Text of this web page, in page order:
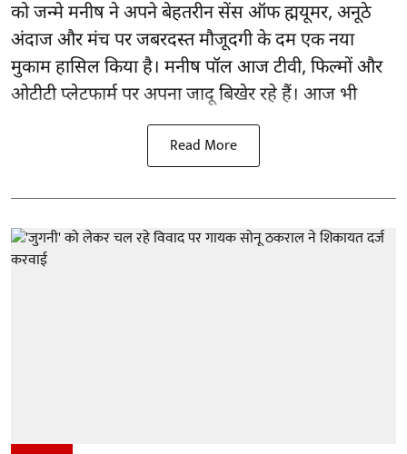
को जन्मे मनीष ने अपने बेहतरीन सेंस ऑफ ह्मयूमर, अनूठे
अंदाज और मंच पर जबरदस्त मौजूदगी के दम एक नया
मुकाम हासिल किया है। मनीष पॉल आज टीवी, फिल्मों और
ओटीटी प्लेटफार्म पर अपना जादू बिखेर रहे हैं। आज भी
Read More